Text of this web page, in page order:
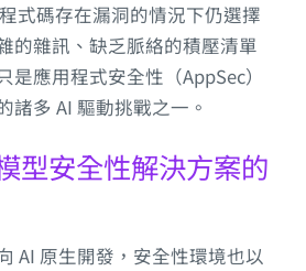
式碼存在漏洞的情況下仍選擇
的雜訊、缺乏脈絡的積壓清單
應用程式安全性（AppSec）
諸多 AI 驅動挑戰之一。
型安全性解決方案的
AI 原生開發，安全性環境也以